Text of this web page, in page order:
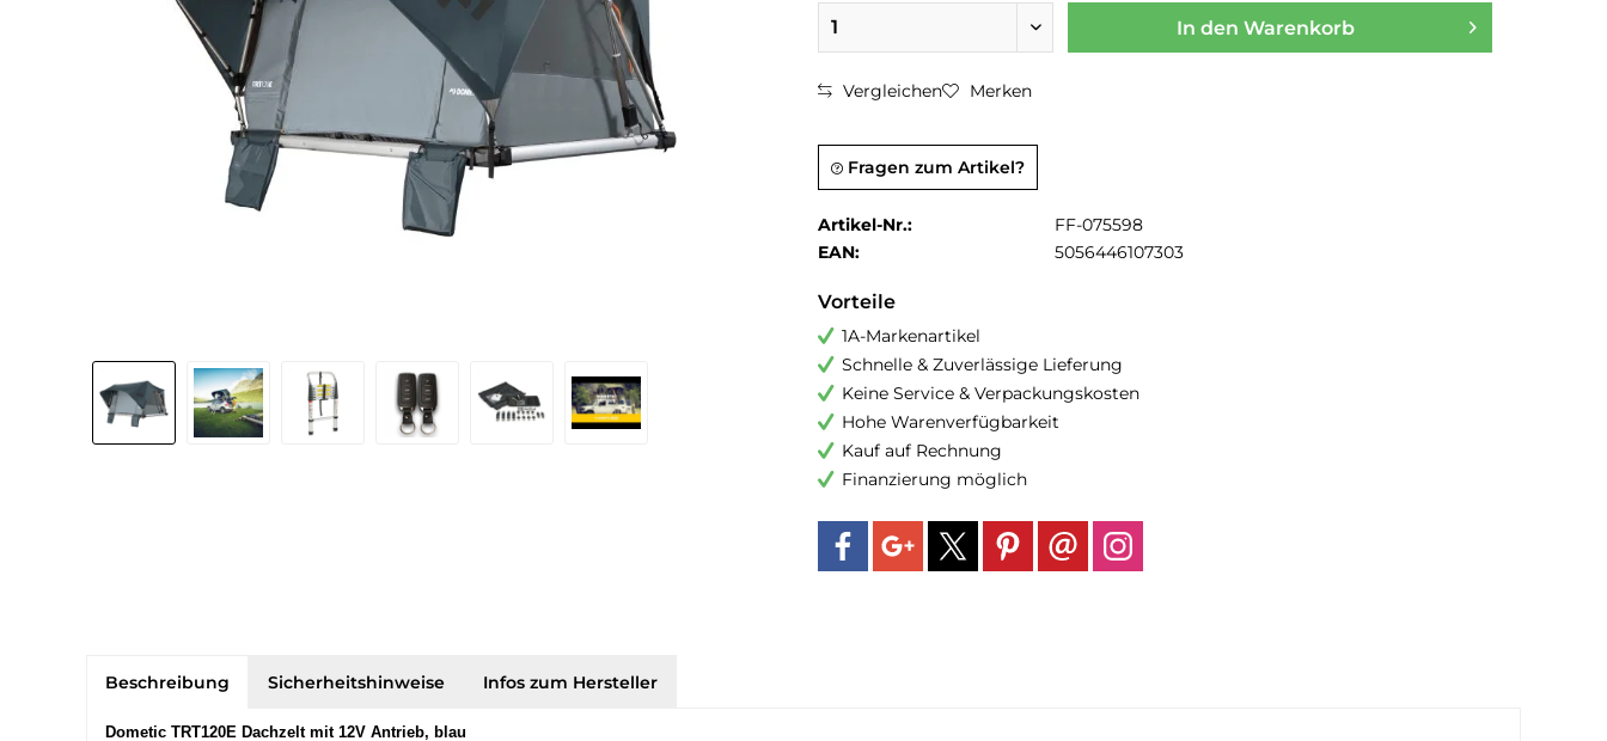
In den Warenkorb
Vergleichen Merken
Fragen zum Artikel?
Artikel-Nr.:
FF-075598
EAN:
5056446107303
Vorteile
1A-Markenartikel
Schnelle & Zuverlässige Lieferung
Keine Service & Verpackungskosten
Hohe Warenverfügbarkeit
Kauf auf Rechnung
Finanzierung möglich
Beschreibung Sicherheitshinweise Infos zum Hersteller
Dometic TRT120E Dachzelt mit 12V Antrieb, blau